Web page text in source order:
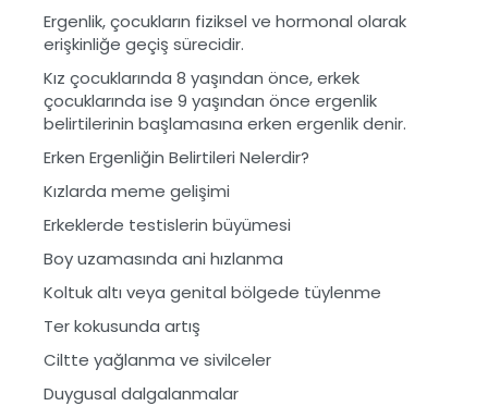
Ergenlik, çocukların fiziksel ve hormonal olarak
erişkinliğe geçiş sürecidir.
Kız çocuklarında 8 yaşından önce, erkek
çocuklarında ise 9 yaşından önce ergenlik
belirtilerinin başlamasına erken ergenlik denir.
Erken Ergenliğin Belirtileri Nelerdir?
Kızlarda meme gelişimi
Erkeklerde testislerin büyümesi
Boy uzamasında ani hızlanma
Koltuk altı veya genital bölgede tüylenme
Ter kokusunda artış
Ciltte yağlanma ve sivilceler
Duygusal dalgalanmalar